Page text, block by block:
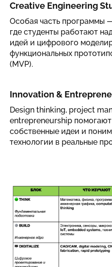
Creative Engineering
Особая часть программы
где студенты работают
идей и цифрового
функциональных
(MVP).
Innovation &
Design thinking, project
entrepreneurship помогают
собственные идеи и
технологии в реальные